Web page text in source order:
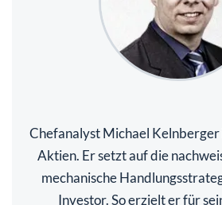
Chefanalyst Michael
Aktien. Er setzt auf die
mechanische
Investor. So erzielt er für